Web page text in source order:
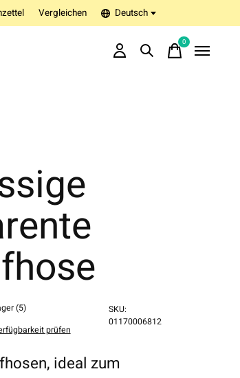
Vergleichen Deutsch
0items
(5)
prüfen
SKU:
01170006812
ideal zum